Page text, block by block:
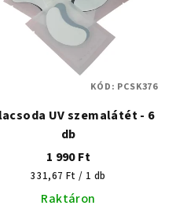
UV szemalátét - 6
db
1 990 Ft
Egységár:
331,67 Ft / 1 db
Raktáron
KÓD: PCSK376